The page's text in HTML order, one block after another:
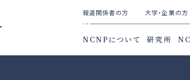
報道関係者の方 大学・企業の方
NCNPについて 研究所